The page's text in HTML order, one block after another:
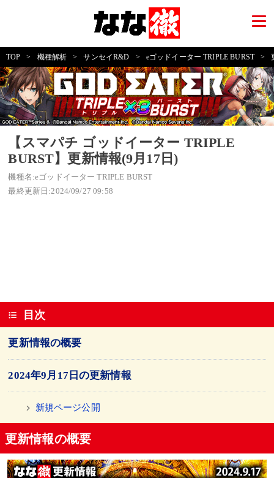
TOP > 機種解析 > サンセイR&D > eゴッドイーター TRIPLE BURST >
【スマパチ ゴッドイーター TRIPLE
BURST】更新情報(9月17日)
機種名:eゴッドイーター TRIPLE BURST
最終更新日:2024/09/27 09:58
目次
更新情報の概要
2024年9月17日の更新情報
新規ページ公開
更新情報の概要